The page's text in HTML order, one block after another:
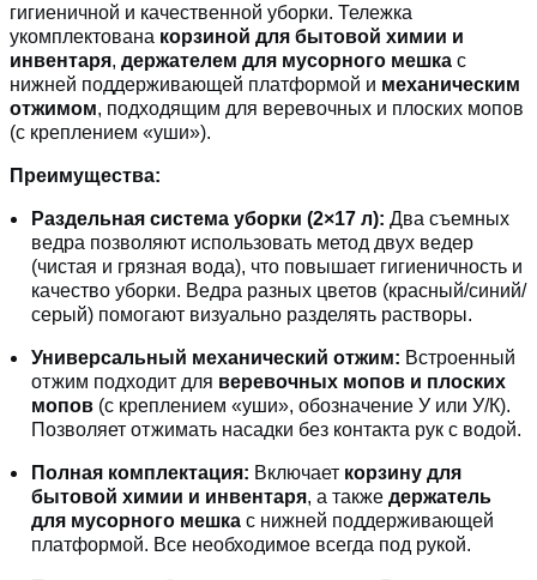
гигиеничной и качественной уборки. Тележка
укомплектована корзиной для бытовой химии и
инвентаря, держателем для мусорного мешка с
нижней поддерживающей платформой и механическим
отжимом, подходящим для веревочных и плоских мопов
(с креплением «уши»).
Преимущества:
Раздельная система уборки (2×17 л): Два съемных
ведра позволяют использовать метод двух ведер
(чистая и грязная вода), что повышает гигиеничность и
качество уборки. Ведра разных цветов (красный/синий/
серый) помогают визуально разделять растворы.
Универсальный механический отжим: Встроенный
отжим подходит для веревочных мопов и плоских
мопов (с креплением «уши», обозначение У или У/К).
Позволяет отжимать насадки без контакта рук с водой.
Полная комплектация: Включает корзину для
бытовой химии и инвентаря, а также держатель
для мусорного мешка с нижней поддерживающей
платформой. Все необходимое всегда под рукой.